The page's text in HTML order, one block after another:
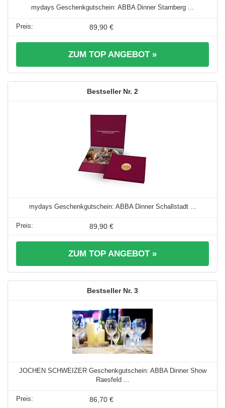
mydays Geschenkgutschein: ABBA Dinner Starnberg ...
89,90 €
ZUM TOP ANGEBOT »
2
mydays Geschenkgutschein: ABBA Dinner Schallstadt ...
89,90 €
ZUM TOP ANGEBOT »
3
JOCHEN SCHWEIZER Geschenkgutschein: ABBA Dinner Show
Raesfeld ...
86,70 €